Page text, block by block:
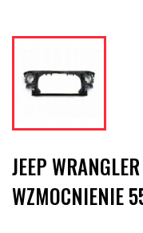
JEEP
WZMOCNIENIE